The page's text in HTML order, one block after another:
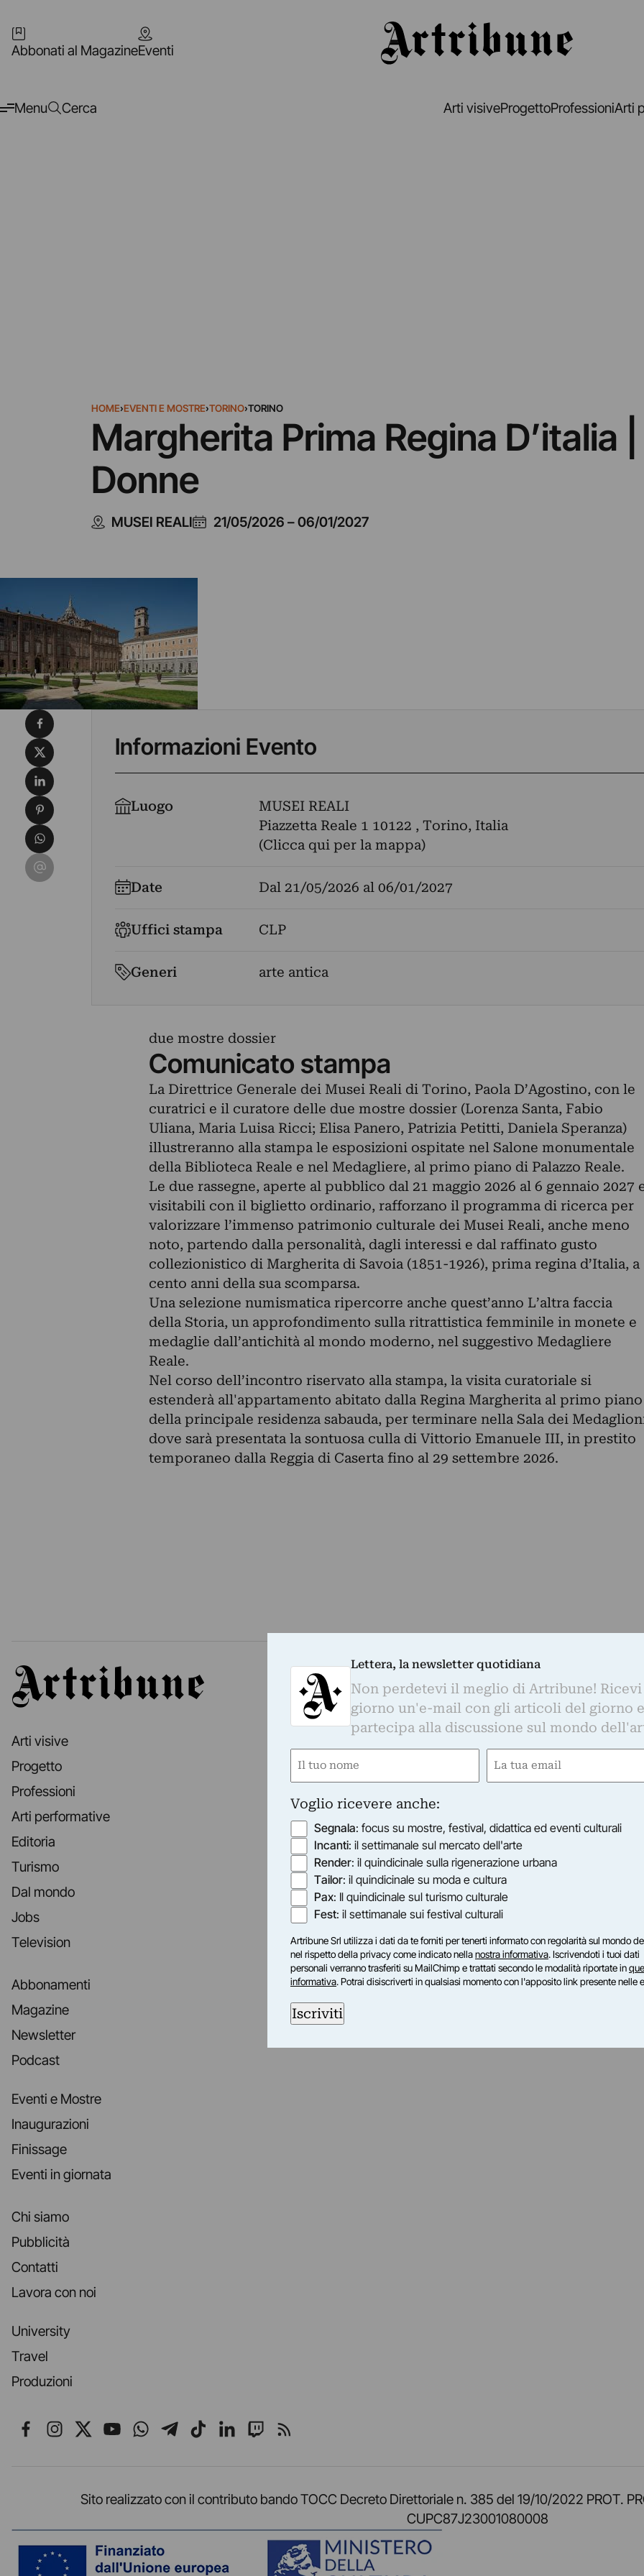
Abbonati al MagazineEventi
Menu Cerca Arti visiveProgettoProfessioniArti
HOME›EVENTI E MOSTRE›TORINO›TORINO
Margherita Prima Regina D’italia
Donne
MUSEI REALI 21/05/2026 –06/01/2027
Informazioni Evento
Luogo
MUSEI REALI
Piazzetta Reale 1 10122 , Torino, Italia
(Clicca qui per la mappa)
Date Dal 21/05/2026 al 06/01/2027
Uffici stampa CLP
Generi arte antica
due mostre dossier
Comunicato stampa
La Direttrice Generale dei Musei Reali di Torino, Paola D’Agostino, con le
curatrici e il curatore delle due mostre dossier (Lorenza Santa, Fabio
Uliana, Maria Luisa Ricci; Elisa Panero, Patrizia Petitti, Daniela Speranza)
illustreranno alla stampa le esposizioni ospitate nel Salone monumentale
della Biblioteca Reale e nel Medagliere, al primo piano di Palazzo Reale.
Le due rassegne, aperte al pubblico dal 21 maggio 2026 al 6 gennaio 2027
visitabili con il biglietto ordinario, rafforzano il programma di ricerca per
valorizzare l’immenso patrimonio culturale dei Musei Reali, anche meno
noto, partendo dalla personalità, dagli interessi e dal raffinato gusto
collezionistico di Margherita di Savoia (1851-1926), prima regina d’Italia, a
cento anni della sua scomparsa.
Una selezione numismatica ripercorre anche quest’anno L’altra faccia
della Storia, un approfondimento sulla ritrattistica femminile in monete e
medaglie dall’antichità al mondo moderno, nel suggestivo Medagliere
Reale.
Nel corso dell’incontro riservato alla stampa, la visita curatoriale si
estenderà all'appartamento abitato dalla Regina Margherita al primo piano
della principale residenza sabauda, per terminare nella Sala dei
dove sarà presentata la sontuosa culla di Vittorio Emanuele III, in prestito
temporaneo dalla Reggia di Caserta fino al 29 settembre 2026.
Condividi su Facebook
Condividi su X
Condividi su LinkedIn
Condividi su Pinterest
Condividi su WhatsApp
Condividi su Email
Artribune
Arti visive
Progetto
Professioni
Arti performative
Editoria
Turismo
Dal mondo
Jobs
Television
Abbonamenti
Magazine
Newsletter
Podcast
Eventi e Mostre
Inaugurazioni
Finissage
Eventi in giornata
Chi siamo
Pubblicità
Contatti
Lavora con noi
University
Travel
Produzioni
Seguici su Facebook
Seguici su Instagram
Seguici su X
Seguici su YouTube
Seguici su WhatsApp
Seguici su Telegram
Seguici su TikTok
Seguici su LinkedIn
Seguici su Twitch
Seguici su Rss
Sito realizzato con il contributo bando TOCC Decreto Direttoriale n. 385 del 19/10/2022 PROT.
CUPC87J23001080008
Lettera, la newsletter quotidiana
Non perdetevi il meglio di Artribune!
giorno un'e-mail con gli articoli del giorno
partecipa alla discussione sul mondo
Nome
Email
Voglio ricevere anche:
Segnala: focus su mostre, festival, didattica ed eventi culturali
Incanti: il settimanale sul mercato dell'arte
Render: il quindicinale sulla rigenerazione urbana
Tailor: il quindicinale su moda e cultura
Pax: Il quindicinale sul turismo culturale
Fest: il settimanale sui festival culturali
Artribune Srl utilizza i dati da te forniti per tenerti informato con regolarità sul mondo
nel rispetto della privacy come indicato nellanostra informativa. Iscrivendoti i tuoi dati
personali verranno trasferiti su MailChimp e trattati secondo le modalità riportate in
informativa. Potrai disiscriverti in qualsiasi momento con l'apposito link presente nelle
Iscriviti